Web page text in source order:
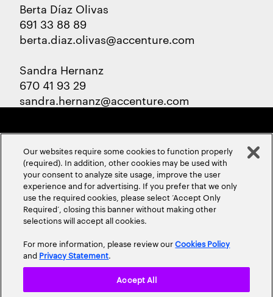
Berta Díaz Olivas
691 33 88 89
berta.diaz.olivas@accenture.com
Sandra Hernanz
670 41 93 29
sandra.hernanz@accenture.com
ABOUT USCONTACT US CAREERSLOCATIONS
Terms & Conditions
Our websites require some cookies to function properly
(required). In addition, other cookies may be used with
your consent to analyze site usage, improve the user
experience and for advertising. If you prefer that we only
use the required cookies, please select ‘Accept Only
Required’, closing this banner without making other
selections will accept all cookies.
For more information, please review ourCookies Policy
and Privacy Statement.
Accept All